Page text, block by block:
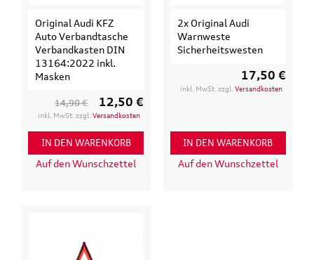
Original Audi KFZ
Auto Verbandtasche
Verbandkasten DIN
13164:2022 inkl.
Masken
14,90 € 12,50 €
inkl. MwSt. zzgl.Versandkosten
IN DEN WARENKORB
Auf den Wunschzettel
2x Original Audi
Warnweste
Sicherheitswesten
17,50 €
inkl. MwSt. zzgl. Versandkosten
IN DEN WARENKORB
Auf den Wunschzettel